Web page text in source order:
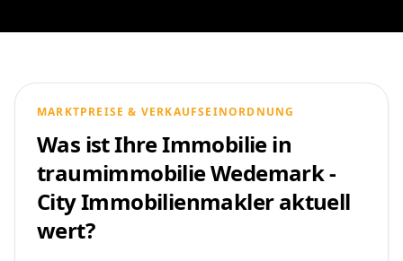
MARKTPREISE & VERKAUFSEINORDNUNG
Was ist Ihre Immobilie in
traumimmobilie Wedemark -
City Immobilienmakler aktuell
wert?